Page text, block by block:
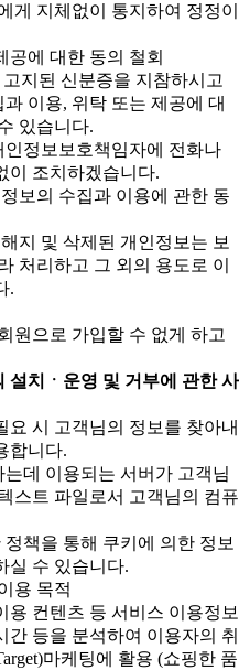
게 지체없이 통지하여 정정이
공에 대한 동의 철회
지된 신분증을 지참하시고
이용, 위탁 또는 제공에 대
있습니다.
정보보호책임자에 전화나
이 조치하겠습니다.
보의 수집과 이용에 관한 동
지 및 삭제된 개인정보는 보
처리하고 그 외의 용도로 이
.
원으로 가입할 수 없게 하고
설치ㆍ운영 및 거부에 관한 사
요 시 고객님의 정보를 찾아내
합니다.
데 이용되는 서버가 고객님
스트 파일로서 고객님의 컴퓨
책을 통해 쿠키에 의한 정보
실 수 있습니다.
용 목적
용 컨텐츠 등 서비스 이용정보
간 등을 분석하여 이용자의 취
마케팅에 활용 (쇼핑한 품